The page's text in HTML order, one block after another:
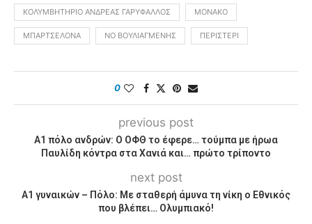
ΚΟΛΥΜΒΗΤΉΡΙΟ ΑΝΔΡΈΑΣ ΓΑΡΎΦΑΛΛΟΣ ΜΟΝΑΚΌ
ΜΠΑΡΤΣΕΛΌΝΑ ΝΟ ΒΟΥΛΙΑΓΜΈΝΗΣ ΠΕΡΙΣΤΈΡΙ
0
previous post
Α1 πόλο ανδρών: Ο ΟΦΘ το έφερε… τούμπα με ήρωα
Παυλίδη κόντρα στα Χανιά και… πρώτο τρίποντο
next post
Α1 γυναικών – Πόλο: Με σταθερή άμυνα τη νίκη ο Εθνικός
που βλέπει… Ολυμπιακό!